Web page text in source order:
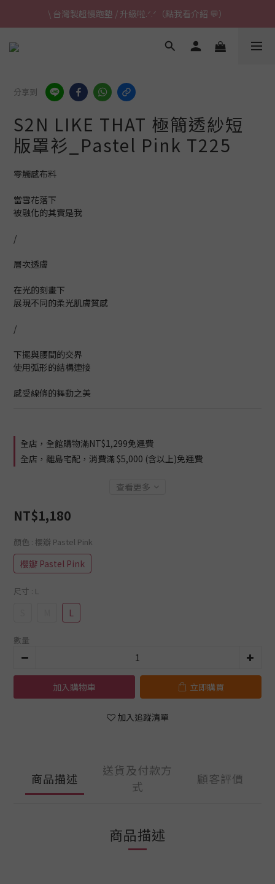
\ 台灣製超慢跑墊 / 升級啦.ᐟ.ᐟ（點我看介紹 💬）
✈ 港澳免運｜滿HK$1,239免運 (指定商品)
\ 台灣製超慢跑墊 / 升級啦.ᐟ.ᐟ（點我看介紹 💬）
分享到
S2N LIKE THAT 極簡透紗短
版罩衫_Pastel Pink T225
零觸感布料
當雪花落下
被融化的其實是我
/
層次透膚
在光的刻畫下
展現不同的柔光肌膚質感
/
下擺與腰間的交界
使用弧形的結構連接
感受線條的舞動之美
全店，全館購物滿NT$1,299免運費
全店，離島宅配，消費滿 $5,000 (含以上)免運費
查看更多
NT$1,180
顏色 : 櫻瓣 Pastel Pink
櫻瓣 Pastel Pink
尺寸 : L
L
數量
加入購物車 立即購買
加入追蹤清單
商品描述
送貨及付款方
式
顧客評價
商品描述